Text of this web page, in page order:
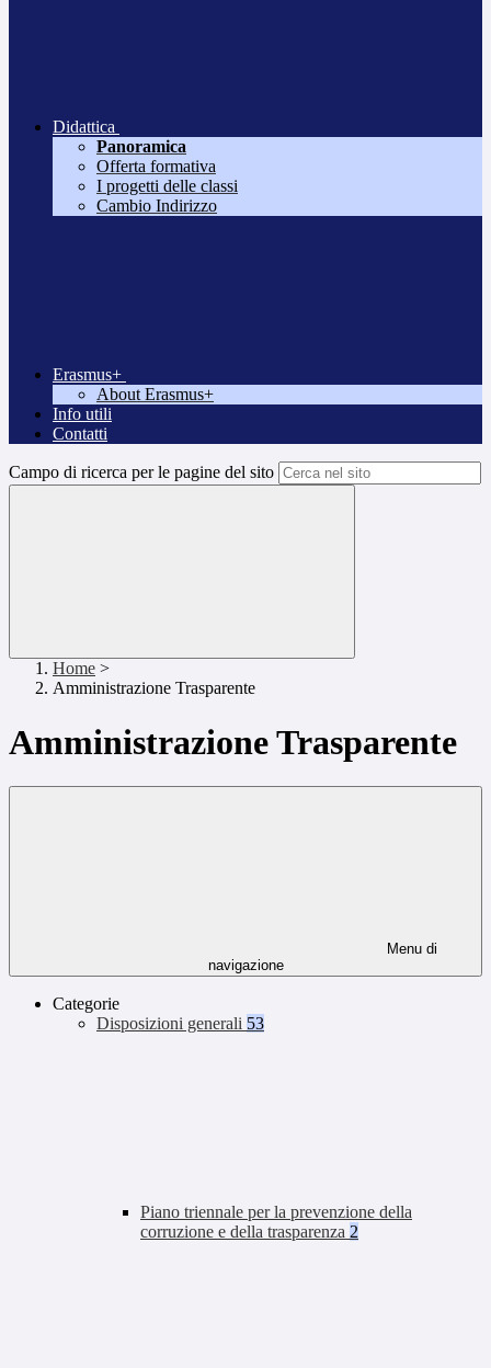
Didattica
Panoramica
Offerta formativa
I progetti delle classi
Cambio Indirizzo
Erasmus+
About Erasmus+
Info utili
Contatti
Campo di ricerca per le pagine del sito
Home >
Amministrazione Trasparente
Amministrazione Trasparente
Menu di
navigazione
Categorie
Disposizioni generali 53
Piano triennale per la prevenzione della
corruzione e della trasparenza 2